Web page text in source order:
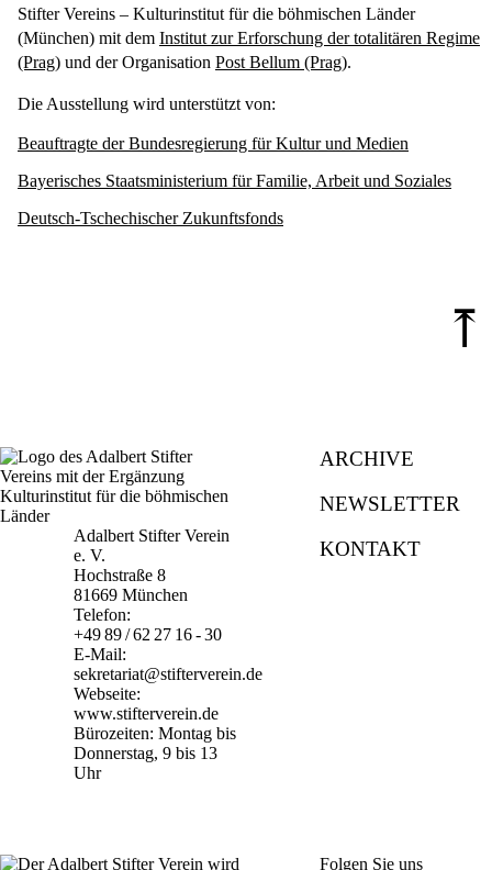
Stifter Vereins – Kulturinstitut für die böhmischen Länder
(München) mit dem Institut zur Erforschung der totalitären Regime
(Prag) und der Organisation Post Bellum (Prag).
Die Ausstellung wird unterstützt von:
Beauftragte der Bundesregierung für Kultur und Medien
Bayerisches Staatsministerium für Familie, Arbeit und Soziales
Deutsch-Tschechischer Zukunftsfonds
⤒
Adalbert Stifter Verein
e. V.
Hochstraße 8
81669 München
Telefon:
+49 89 / 62 27 16 - 30
E-Mail:
sekretariat@stifterverein.de
Webseite:
www.stifterverein.de
Bürozeiten: Montag bis
Donnerstag, 9 bis 13
Uhr
ARCHIVE
NEWSLETTER
KONTAKT
Folgen Sie uns